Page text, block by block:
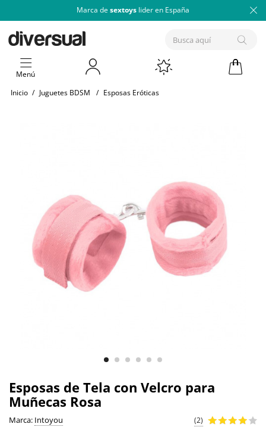
Marca de sextoys lider en España
Menú
Inicio / Juguetes BDSM / Esposas Eróticas
Esposas de Tela con Velcro para
Muñecas Rosa
Marca: Intoyou (2)